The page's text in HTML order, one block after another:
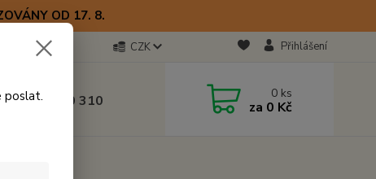
OD 17. 8.
CZK Přihlášení
723 770 310 0 ks
za 0 Kč
poslat.